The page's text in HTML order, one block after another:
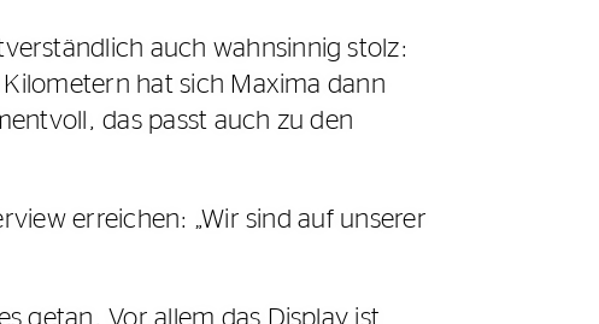
auch wahnsinnig stolz:
hat sich Maxima dann
das passt auch zu den
erreichen: „Wir sind auf unserer
getan. Vor allem das Display ist